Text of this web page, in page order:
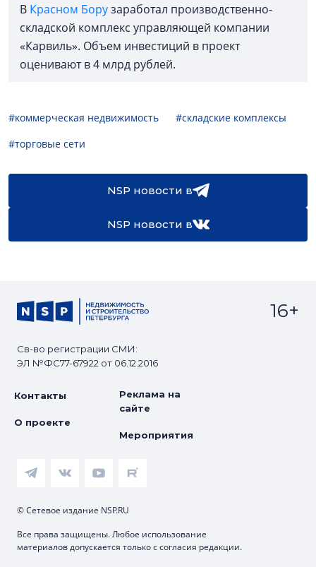
В Красном Борузаработал производственно-
складской комплекс управляющей компании
«Карвиль». Объем инвестиций в проект
оценивают в 4 млрд рублей.
#коммерческая недвижимость
#складские комплексы
#торговые сети
NSP новости в
NSP новости в
Св-во регистрации СМИ:
ЭЛ №ФС77-67922 от 06.12.2016
16+
Контакты
О проекте
Реклама на
сайте
Мероприятия
© Сетевое издание NSP.RU
Все права защищены. Любое использование
материалов допускается только с согласия редакции.